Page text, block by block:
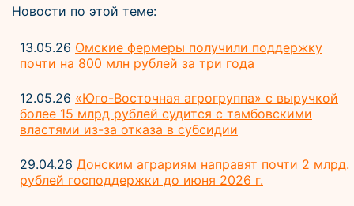
Новости по этой теме:
13.05.26 Омские фермеры получили поддержку
почти на 800 млн рублей за три года
12.05.26 «Юго-Восточная агрогруппа» с выручкой
более 15 млрд рублей судится с тамбовскими
властями из-за отказа в субсидии
29.04.26 Донским аграриям направят почти 2 млрд.
рублей господдержки до июня 2026 г.